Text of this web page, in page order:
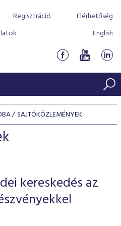
Regisztráció
Elérhetőség
English
tőzsdei bevezetését
egyszerűen
SAJTÓKÖZLEMÉNYEK
kereskedés az